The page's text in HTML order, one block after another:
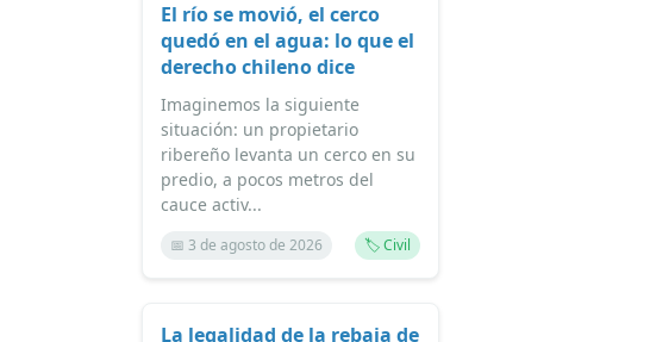
El río se movió, el cerco
quedó en el agua: lo que el
derecho chileno dice
Imaginemos la siguiente
situación: un propietario
ribereño levanta un cerco en su
predio, a pocos metros del
cauce activ...
📅 3 de agosto de 2026 🏷️ Civil
La legalidad de la rebaja de